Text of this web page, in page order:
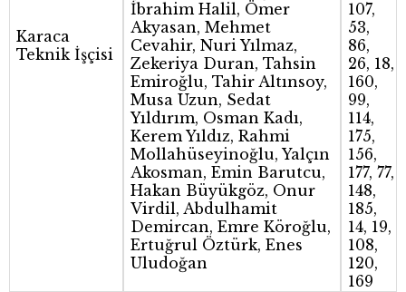
Karaca
Teknik İşçisi
İbrahim Halil, Ömer
Akyasan, Mehmet
Cevahir, Nuri Yılmaz,
Zekeriya Duran, Tahsin
Emiroğlu, Tahir Altınsoy,
Musa Uzun, Sedat
Yıldırım, Osman Kadı,
Kerem Yıldız, Rahmi
Mollahüseyinoğlu, Yalçın
Akosman, Emin Barutcu,
Hakan Büyükgöz, Onur
Virdil, Abdulhamit
Demircan, Emre Köroğlu,
Ertuğrul Öztürk, Enes
Uludoğan
107,
53,
86,
26, 18,
160,
99,
114,
175,
156,
177, 77,
148,
185,
14, 19,
108,
120,
169